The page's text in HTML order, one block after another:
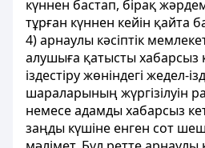
күннен бастап, бірақ
тұрған күннен кейін қайта
4) арнаулы кәсіптік
алушыға қатысты хабарсыз
іздестіру жөніндегі жедел-
шараларының жүргізілуін
немесе адамды хабарсыз
заңды күшіне енген сот